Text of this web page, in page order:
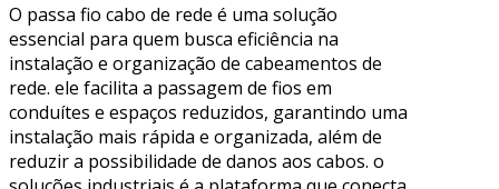
O passa fio cabo de rede é uma solução
essencial para quem busca eficiência na
instalação e organização de cabeamentos de
rede. ele facilita a passagem de fios em
conduítes e espaços reduzidos, garantindo uma
instalação mais rápida e organizada, além de
reduzir a possibilidade de danos aos cabos. o